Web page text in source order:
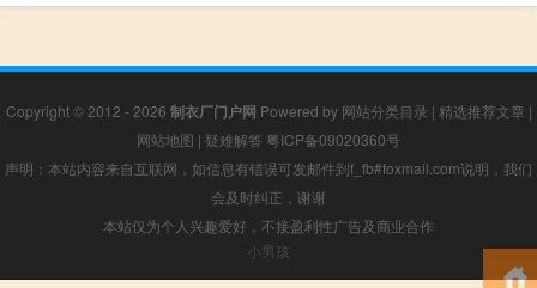
Copyright © 2012 - 2026 制衣厂门户网 Powered by 网站分类目录 | 精选推荐文章 |
网站地图 | 疑难解答 粤ICP备09020360号
声明：本站内容来自互联网，如信息有错误可发邮件到f_fb#foxmail.com说明，我们
会及时纠正，谢谢
本站仅为个人兴趣爱好，不接盈利性广告及商业合作
小男孩